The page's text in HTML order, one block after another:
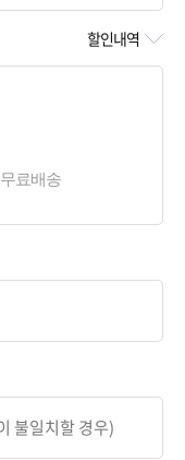
할인내역
무료배송